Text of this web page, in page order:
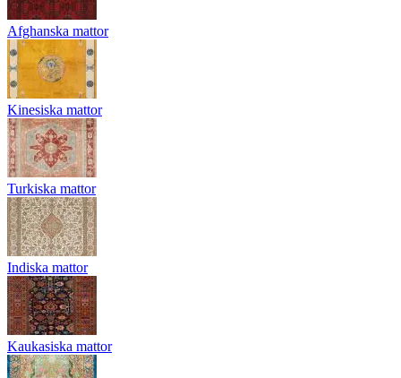
Afghanska mattor
Kinesiska mattor
Turkiska mattor
Indiska mattor
Kaukasiska mattor